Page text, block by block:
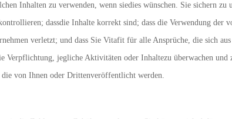
Inhalten zu verwenden, wenn siedies wünschen. Sie sichern zu
dassdie Inhalte korrekt sind; dass die Verwendung der
verletzt; und dass Sie Vitafit für alle Ansprüche, die sich
Verpflichtung, jegliche Aktivitäten oder Inhaltezu überwachen
von Ihnen oder Drittenveröffentlicht werden.